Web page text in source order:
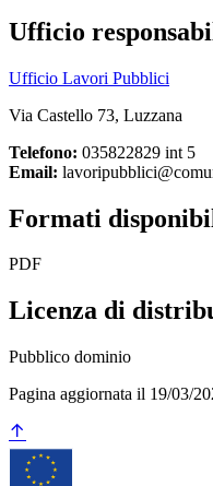
Ufficio
Ufficio Lavori Pubblici
Via Castello 73, Luzzana
Telefono: 035822829 int 5
Email:
Formati
PDF
Licenza di
Pubblico dominio
Pagina aggiornata il 19/03/